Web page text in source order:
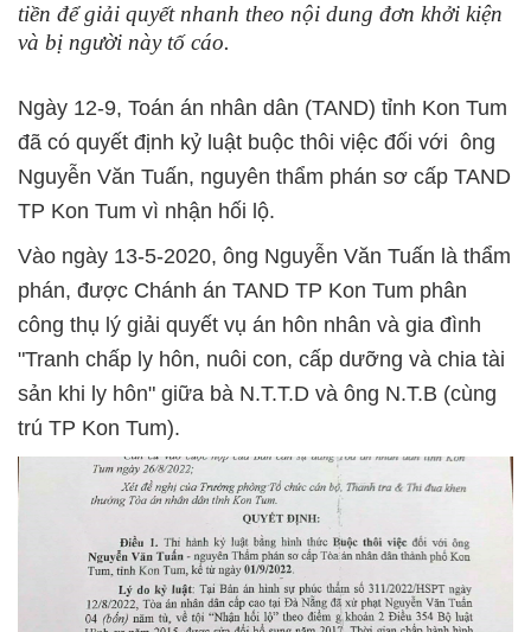
tiền để giải quyết nhanh theo nội dung đơn khởi kiện
và bị người này tố cáo.
Ngày 12-9, Toán án nhân dân (TAND) tỉnh Kon Tum
đã có quyết định kỷ luật buộc thôi việc đối với ông
Nguyễn Văn Tuấn, nguyên thẩm phán sơ cấp TAND
TP Kon Tum vì nhận hối lộ.
Vào ngày 13-5-2020, ông Nguyễn Văn Tuấn là thẩm
phán, được Chánh án TAND TP Kon Tum phân
công thụ lý giải quyết vụ án hôn nhân và gia đình
"Tranh chấp ly hôn, nuôi con, cấp dưỡng và chia tài
sản khi ly hôn" giữa bà N.T.T.D và ông N.T.B (cùng
trú TP Kon Tum).